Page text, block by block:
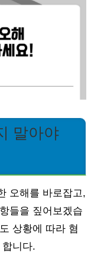
말아야
오해를 바로잡고,
들을 짚어보겠습
상황에 따라 혐
니다.